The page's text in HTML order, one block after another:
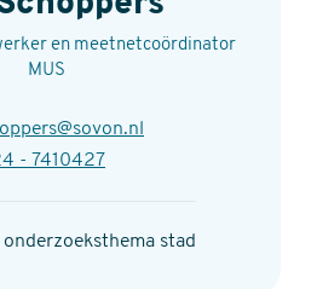
en meetnetcoördinator
MUS
- 7410427
stad